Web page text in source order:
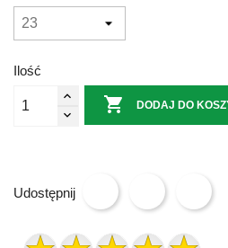
Ilość
 DODAJ DO
Udostępnij